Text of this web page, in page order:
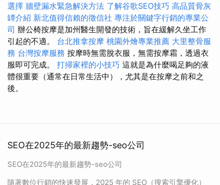
選擇 牆壁漏水緊急解決方法 了解谷歌SEO技巧 高品質骨灰
罈介紹 新北值得信賴的徵信社 專注於關鍵字行銷的專業公
司 辦公椅按摩是加州醫生開發的技術，旨在緩解久坐工作
引起的不適。 台北推拿按摩 桃園外燴專業推薦 大里整骨服
務 台灣按摩服務 按摩時無需脫衣服，無需按摩霜，透過衣
服即可完成。 打掃家裡的小技巧 這就是為什麼喝足夠的液
體很重要（通常在日常生活中），尤其是在按摩之前和之
後。
SEO在2025年的最新趨勢-seo公司
SEO在2025年的最新趨勢-seo公司
隨著數位行銷的快速發展，2025 年的 SEO（搜索引擎優化）